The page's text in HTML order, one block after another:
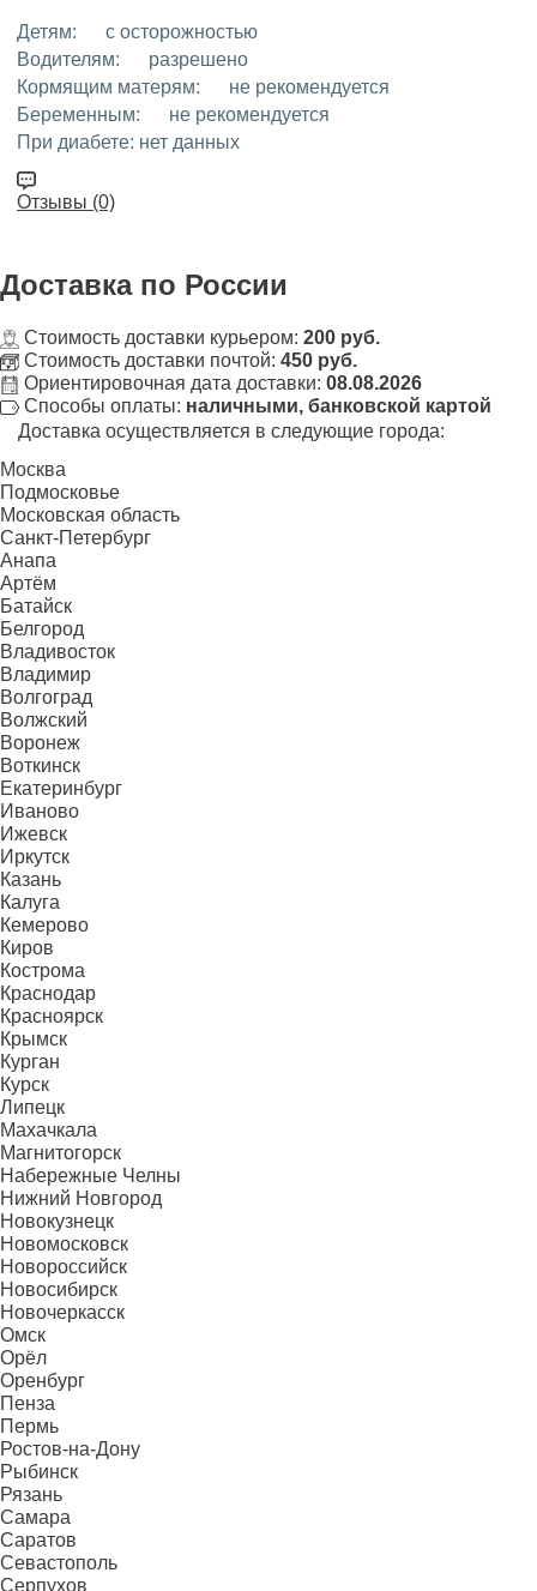
Детям:
с осторожностью
Водителям:
разрешено
Кормящим матерям:
не рекомендуется
Беременным:
не рекомендуется
При диабете: нет данных
Отзывы (0)
Доставка по России
Стоимость доставки курьером: 200 руб.
Стоимость доставки почтой: 450 руб.
Ориентировочная дата доставки: 08.08.2026
Способы оплаты: наличными, банковской картой
Доставка осуществляется в следующие города:
Москва
Подмосковье
Московская область
Санкт-Петербург
Анапа
Артём
Батайск
Белгород
Владивосток
Владимир
Волгоград
Волжский
Воронеж
Воткинск
Екатеринбург
Иваново
Ижевск
Иркутск
Казань
Калуга
Кемерово
Киров
Кострома
Краснодар
Красноярск
Крымск
Курган
Курск
Липецк
Махачкала
Магнитогорск
Набережные Челны
Нижний Новгород
Новокузнецк
Новомосковск
Новороссийск
Новосибирск
Новочеркасск
Омск
Орёл
Оренбург
Пенза
Пермь
Ростов-на-Дону
Рыбинск
Рязань
Самара
Саратов
Севастополь
Серпухов